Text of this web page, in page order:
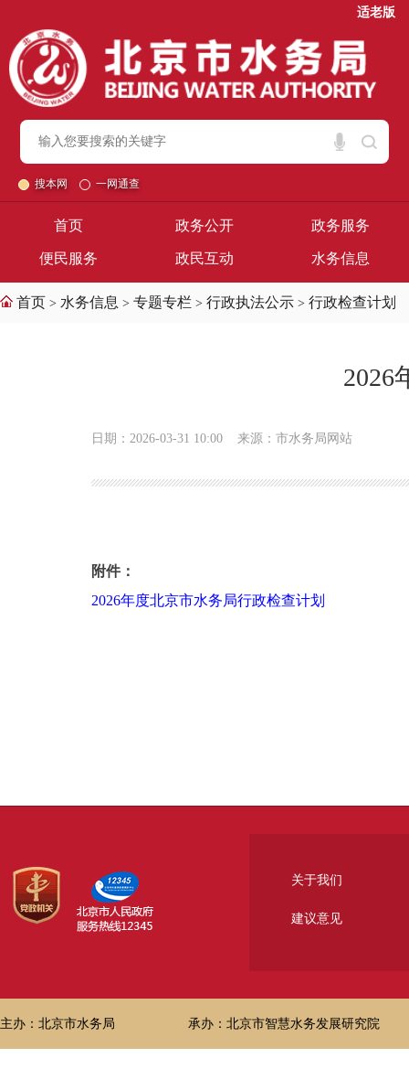
适老版
搜本网 一网通查
首页 政务公开 政务服务
便民服务 政民互动 水务信息
首页 > 水务信息 > 专题专栏 > 行政执法公示 > 行政检查计划
2026
日期：2026-03-31 10:00 来源：市水务局网站
附件：
2026年度北京市水务局行政检查计划
关于我们
建议意见
主办：北京市水务局 承办：北京市智慧水务发展研究院